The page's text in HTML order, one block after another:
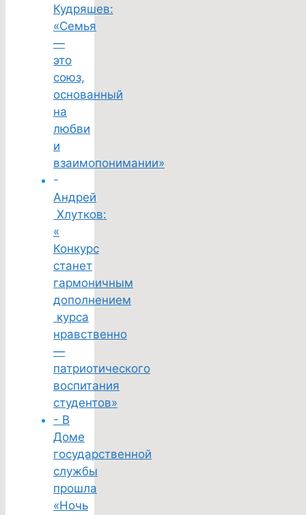
Кудряшев:
«Семья
—
это
союз,
основанный
на
любви
и
взаимопонимании»
-
Андрей
Хлутков:
«
Конкурс
станет
гармоничным
дополнением
курса
нравственно
—
патриотического
воспитания
студентов»
- В
Доме
государственной
службы
прошла
«Ночь